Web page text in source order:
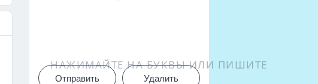
НАЖИМАЙТЕ НА БУКВЫ ИЛИ ПИШИТЕ
Отправить Удалить